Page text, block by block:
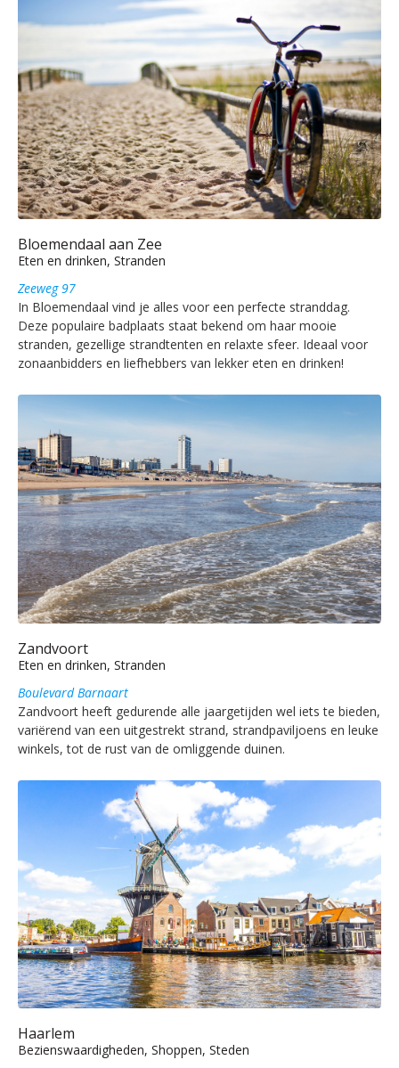
Bloemendaal aan Zee
Eten en drinken, Stranden
Zeeweg 97
In Bloemendaal vind je alles voor een perfecte stranddag.
Deze populaire badplaats staat bekend om haar mooie
stranden, gezellige strandtenten en relaxte sfeer. Ideaal voor
zonaanbidders en liefhebbers van lekker eten en drinken!
Zandvoort
Eten en drinken, Stranden
Boulevard Barnaart
Zandvoort heeft gedurende alle jaargetijden wel iets te bieden,
variërend van een uitgestrekt strand, strandpaviljoens en leuke
winkels, tot de rust van de omliggende duinen.
Haarlem
Bezienswaardigheden, Shoppen, Steden